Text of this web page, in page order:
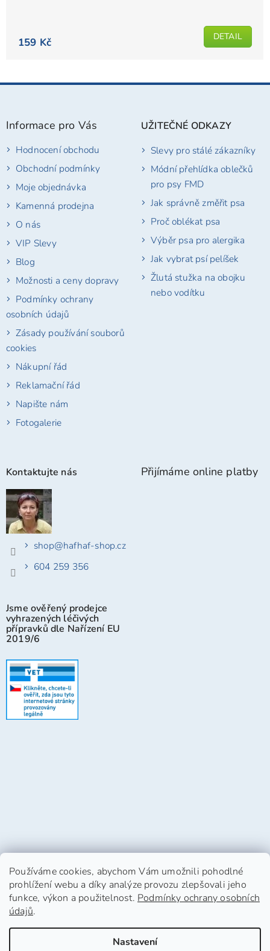
Používáme cookies, abychom Vám umožnili pohodlné
prohlížení webu a díky analýze provozu zlepšovali jeho
funkce, výkon a použitelnost. Podmínky ochrany osobních
údajů.
Nastavení
159 Kč DETAIL
Z
Informace pro Vás
Hodnocení obchodu
Obchodní podmínky
Moje objednávka
Kamenná prodejna
O nás
VIP Slevy
Blog
Možnosti a ceny dopravy
Podmínky ochrany
osobních údajů
Zásady používání souborů
cookies
Nákupní řád
Reklamační řád
Napište nám
Fotogalerie
UŽITEČNÉ ODKAZY
Slevy pro stálé zákazníky
Módní přehlídka oblečků
pro psy FMD
Jak správně změřit psa
Proč oblékat psa
Výběr psa pro alergika
Jak vybrat psí pelíšek
Žlutá stužka na obojku
nebo vodítku
Kontaktujte nás
shop@hafhaf-shop.cz
604 259 356
Jsme ověřený prodejce
vyhrazených léčivých
přípravků dle Nařízení EU
2019/6
Přijímáme online platby
Vytvořil Shoptet